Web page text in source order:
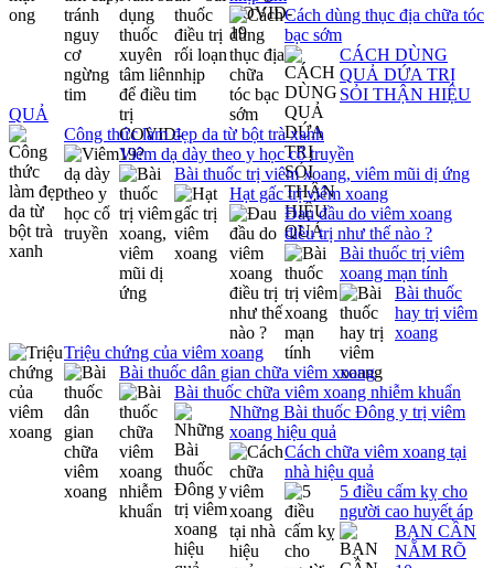
Cách dùng thục địa chữa tóc
bạc sớm
CÁCH DÙNG
QUẢ DỨA TRỊ
SỎI THẬN HIỆU
QUẢ
Công thức làm đẹp da từ bột trà xanh
Viêm dạ dày theo y học cổ truyền
Bài thuốc trị viêm xoang, viêm mũi dị ứng
Hạt gấc trị viêm xoang
Đau đầu do viêm xoang
điều trị như thế nào ?
Bài thuốc trị viêm
xoang mạn tính
Bài thuốc
hay trị viêm
xoang
Triệu chứng của viêm xoang
Bài thuốc dân gian chữa viêm xoang
Bài thuốc chữa viêm xoang nhiễm khuẩn
Những Bài thuốc Đông y trị viêm
xoang hiệu quả
Cách chữa viêm xoang tại
nhà hiệu quả
5 điều cấm kỵ cho
người cao huyết áp
BẠN CẦN
NẮM RÕ